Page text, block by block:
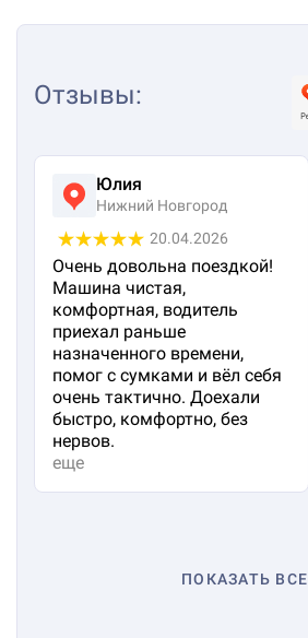
Отзывы:
Юлия
Нижний Новгород
20.04.2026
Очень довольна поездкой!
Машина чистая,
комфортная, водитель
приехал раньше
назначенного времени,
помог с сумками и вёл себя
очень тактично. Доехали
быстро, комфортно, без
нервов.
еще
ПОКАЗАТЬ ВСЕ